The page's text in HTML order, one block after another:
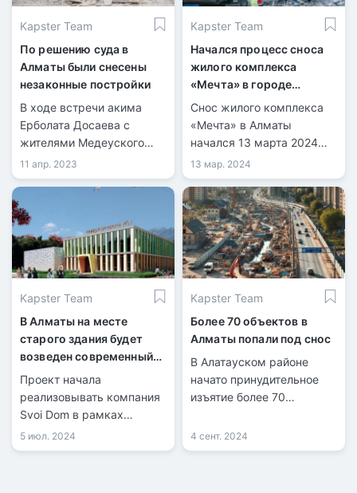
Kapster Team
По решению суда в
Алматы были снесены
незаконные постройки
В ходе встречи акима
Ерболата Досаева с
жителями Медеуского
района был поднят вопрос
о законности расширения
кафе «Lova Kitchen» по
адресу улица Толе би,
24Б.
11 апр. 2023
Kapster Team
Начался процесс сноса
жилого комплекса
«Мечта» в городе
Алматы
Снос жилого комплекса
«Мечта» в Алматы
начался 13 марта 2024
года. Данный дом был
построен с
многочисленными
нарушениями.
13 мар. 2024
Kapster Team
В Алматы на месте
старого здания будет
возведен современный
дом школьников
Проект начала
реализовывать компания
Svoi Dom в рамках
социальной
ответственности.
5 июл. 2024
Kapster Team
Более 70 объектов в
Алматы попали под снос
В Алатауском районе
начато принудительное
изъятие более 70
государственных нужд.
Это необходимо для
4 сент. 2024